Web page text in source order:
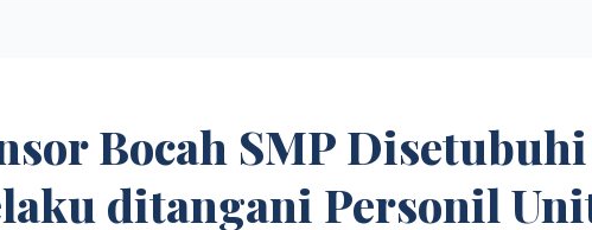
Bocah SMP Disetubuhi
ditangani Personil